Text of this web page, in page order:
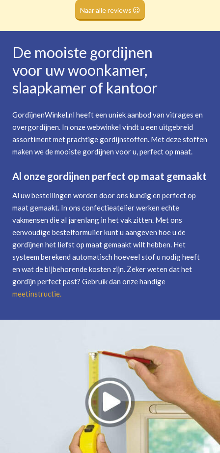
(dubbele tunnel)
Naar alle reviews
De mooiste gordijnen
voor uw woonkamer,
slaapkamer of kantoor
GordijnenWinkel.nl heeft een uniek aanbod van vitrages en
overgordijnen. In onze webwinkel vindt u een uitgebreid
assortiment met prachtige gordijnstoffen. Met deze stoffen
maken we de mooiste gordijnen voor u, perfect op maat.
Al onze gordijnen perfect op maat gemaakt
Al uw bestellingen worden door ons kundig en perfect op
maat gemaakt. In ons confectieatelier werken echte
vakmensen die al jarenlang in het vak zitten. Met ons
eenvoudige bestelformulier kunt u aangeven hoe u de
gordijnen het liefst op maat gemaakt wilt hebben. Het
systeem berekend automatisch hoeveel stof u nodig heeft
en wat de bijbehorende kosten zijn. Zeker weten dat het
gordijn perfect past? Gebruik dan onze handige
meetinstructie.